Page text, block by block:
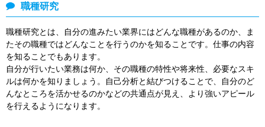
職種研究
職種研究とは、自分の進みたい業界にはどんな職種があるのか、ま
たその職種ではどんなことを行うのかを知ることです。仕事の内容
を知ることでもあります。
自分が行いたい業務は何か、その職種の特性や将来性、必要なスキ
ルは何かを知りましょう。自己分析と結びつけることで、自分のど
んなところを活かせるのかなどの共通点が見え、より強いアピール
を行えるようになります。